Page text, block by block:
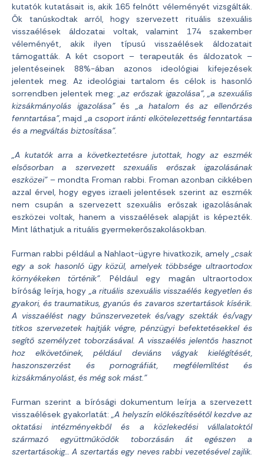
kutatók kutatásait is, akik 165 felnőtt véleményét vizsgálták.
Ők tanúskodtak arról, hogy szervezett rituális szexuális
visszaélések áldozatai voltak, valamint 174 szakember
véleményét, akik ilyen típusú visszaélések áldozatait
támogatták. A két csoport – terapeuták és áldozatok –
jelentéseinek 88%-ában azonos ideológiai kifejezések
jelentek meg. Az ideológiai tartalom és célok is hasonló
sorrendben jelentek meg:„az erőszak igazolása”, „a szexuális
kizsákmányolás igazolása”és „a hatalom és az ellenőrzés
fenntartása”, majd „a csoport iránti elkötelezettség fenntartása
és a megváltás biztosítása”.
„A kutatók arra a következtetésre jutottak, hogy az eszmék
elsősorban a szervezett szexuális erőszak igazolásának
eszközei”– mondta Froman rabbi. Froman azonban cikkében
azzal érvel, hogy egyes izraeli jelentések szerint az eszmék
nem csupán a szervezett szexuális erőszak igazolásának
eszközei voltak, hanem a visszaélések alapját is képezték.
Mint láthatjuk a rituális gyermekerőszakolásokban.
Furman rabbi például a Nahlaot-ügyre hivatkozik, amely „csak
egy a sok hasonló ügy közül, amelyek többsége ultraortodox
környékeken történik”. Például egy magán ultraortodox
bíróság leírja, hogy „a rituális szexuális visszaélés kegyetlen és
gyakori, és traumatikus, gyanús és zavaros szertartások kísérik.
A visszaélést nagy bűnszervezetek és/vagy szekták és/vagy
titkos szervezetek hajtják végre, pénzügyi befektetésekkel és
segítő személyzet toborzásával. A visszaélés jelentős hasznot
hoz elkövetőinek, például deviáns vágyak kielégítését,
haszonszerzést és pornográfiát, megfélemlítést és
kizsákmányolást, és még sok mást.”
Furman szerint a bírósági dokumentum leírja a szervezett
visszaélések gyakorlatát:„A helyszín előkészítésétől kezdve az
oktatási intézményekből és a közlekedési vállalatoktól
származó együttműködők toborzásán át egészen a
szertartásokig… A szertartás egy neves rabbi vezetésével zajlik.